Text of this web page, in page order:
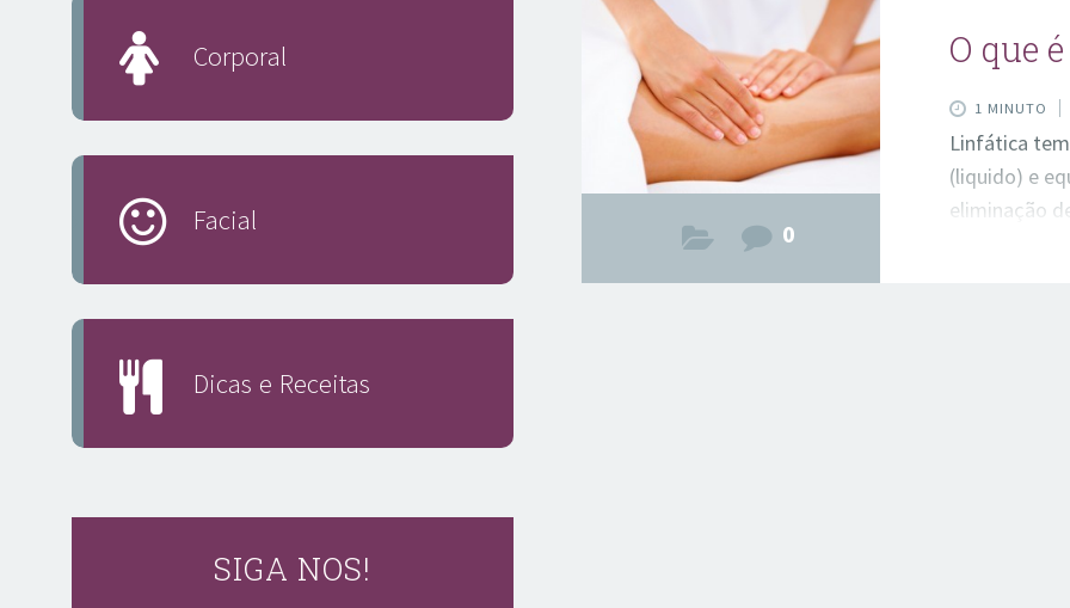
0
O que
1 MINUTO
Linfática
(liquido) e
eliminação
espaços
Corporal
Facial
Dicas e Receitas
SIGA NOS!